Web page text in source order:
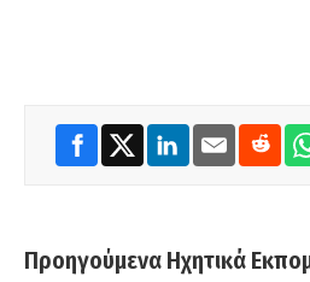
Προηγούμενα Ηχητικά